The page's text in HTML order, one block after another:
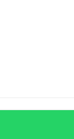
ayudarte a
paso